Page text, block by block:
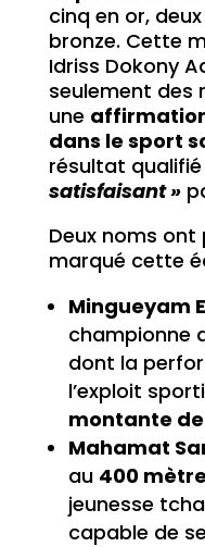
cinq en or,
bronze. Cette
Idriss Dokony
seulement des
une
dans le sport
résultat
satisfaisant »
Deux noms
marqué cette
Mingueyam
championne
dont la
l’exploit
montante
Mahamat
au 400
jeunesse
capable de